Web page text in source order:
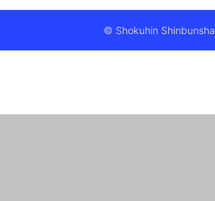
© Shokuhin Shinbunsha